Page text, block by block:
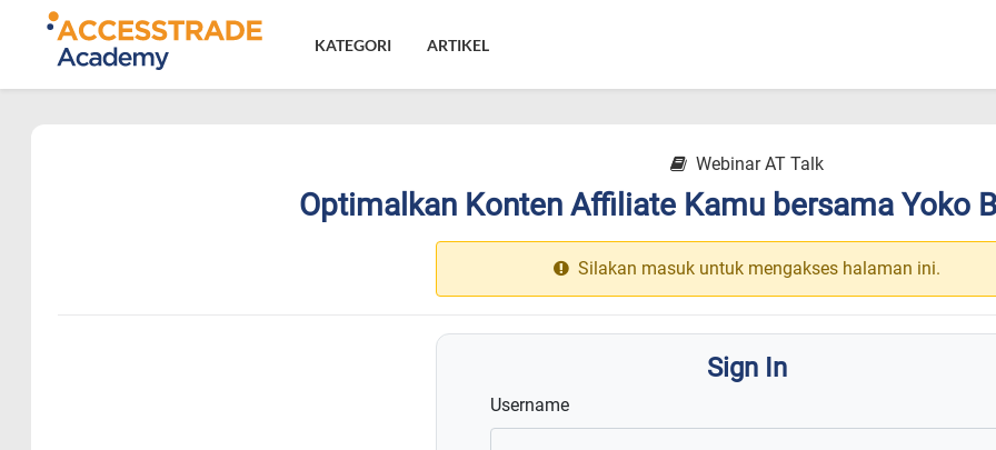
KATEGORI ARTIKEL
Webinar AT Talk
Optimalkan Konten Affiliate Kamu bersama Yoko
Silakan masuk untuk mengakses halaman ini.
Sign In
Username